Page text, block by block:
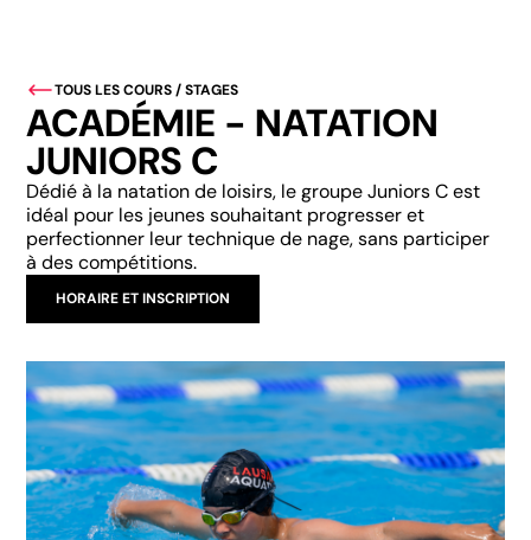
TOUS LES COURS / STAGES
ACADÉMIE - NATATION
JUNIORS C
Dédié à la natation de loisirs, le groupe Juniors C est
idéal pour les jeunes souhaitant progresser et
perfectionner leur technique de nage, sans participer
à des compétitions.
HORAIRE ET INSCRIPTION